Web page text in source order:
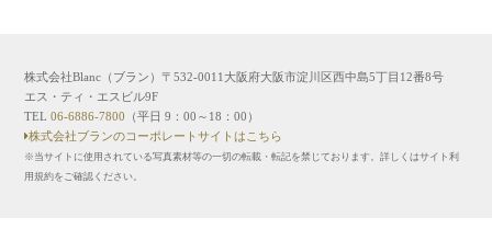
株式会社Blanc（ブラン）〒532-0011大阪府大阪市淀川区西中島5丁目12番8号
エス・ティ・エスビル9F
TEL06-6886-7800
（平日 9：00～18：00）
株式会社ブランのコーポレートサイトはこちら
※当サイトに使用されている写真素材等の一切の転載・転記を禁じております。詳しくはサイト利
用規約をご確認ください。